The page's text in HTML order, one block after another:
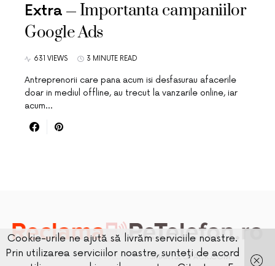
Extra
Importanta campaniilor
Google Ads
631 VIEWS 3 MINUTE READ
Antreprenorii care pana acum isi desfasurau afacerile
doar in mediul offline, au trecut la vanzarile online, iar
acum…
DESIGNED & DEVELOPED BY SMARTSEOPACK.COM
Cookie-urile ne ajută să livrăm serviciile noastre.
Prin utilizarea serviciilor noastre, sunteți de acord